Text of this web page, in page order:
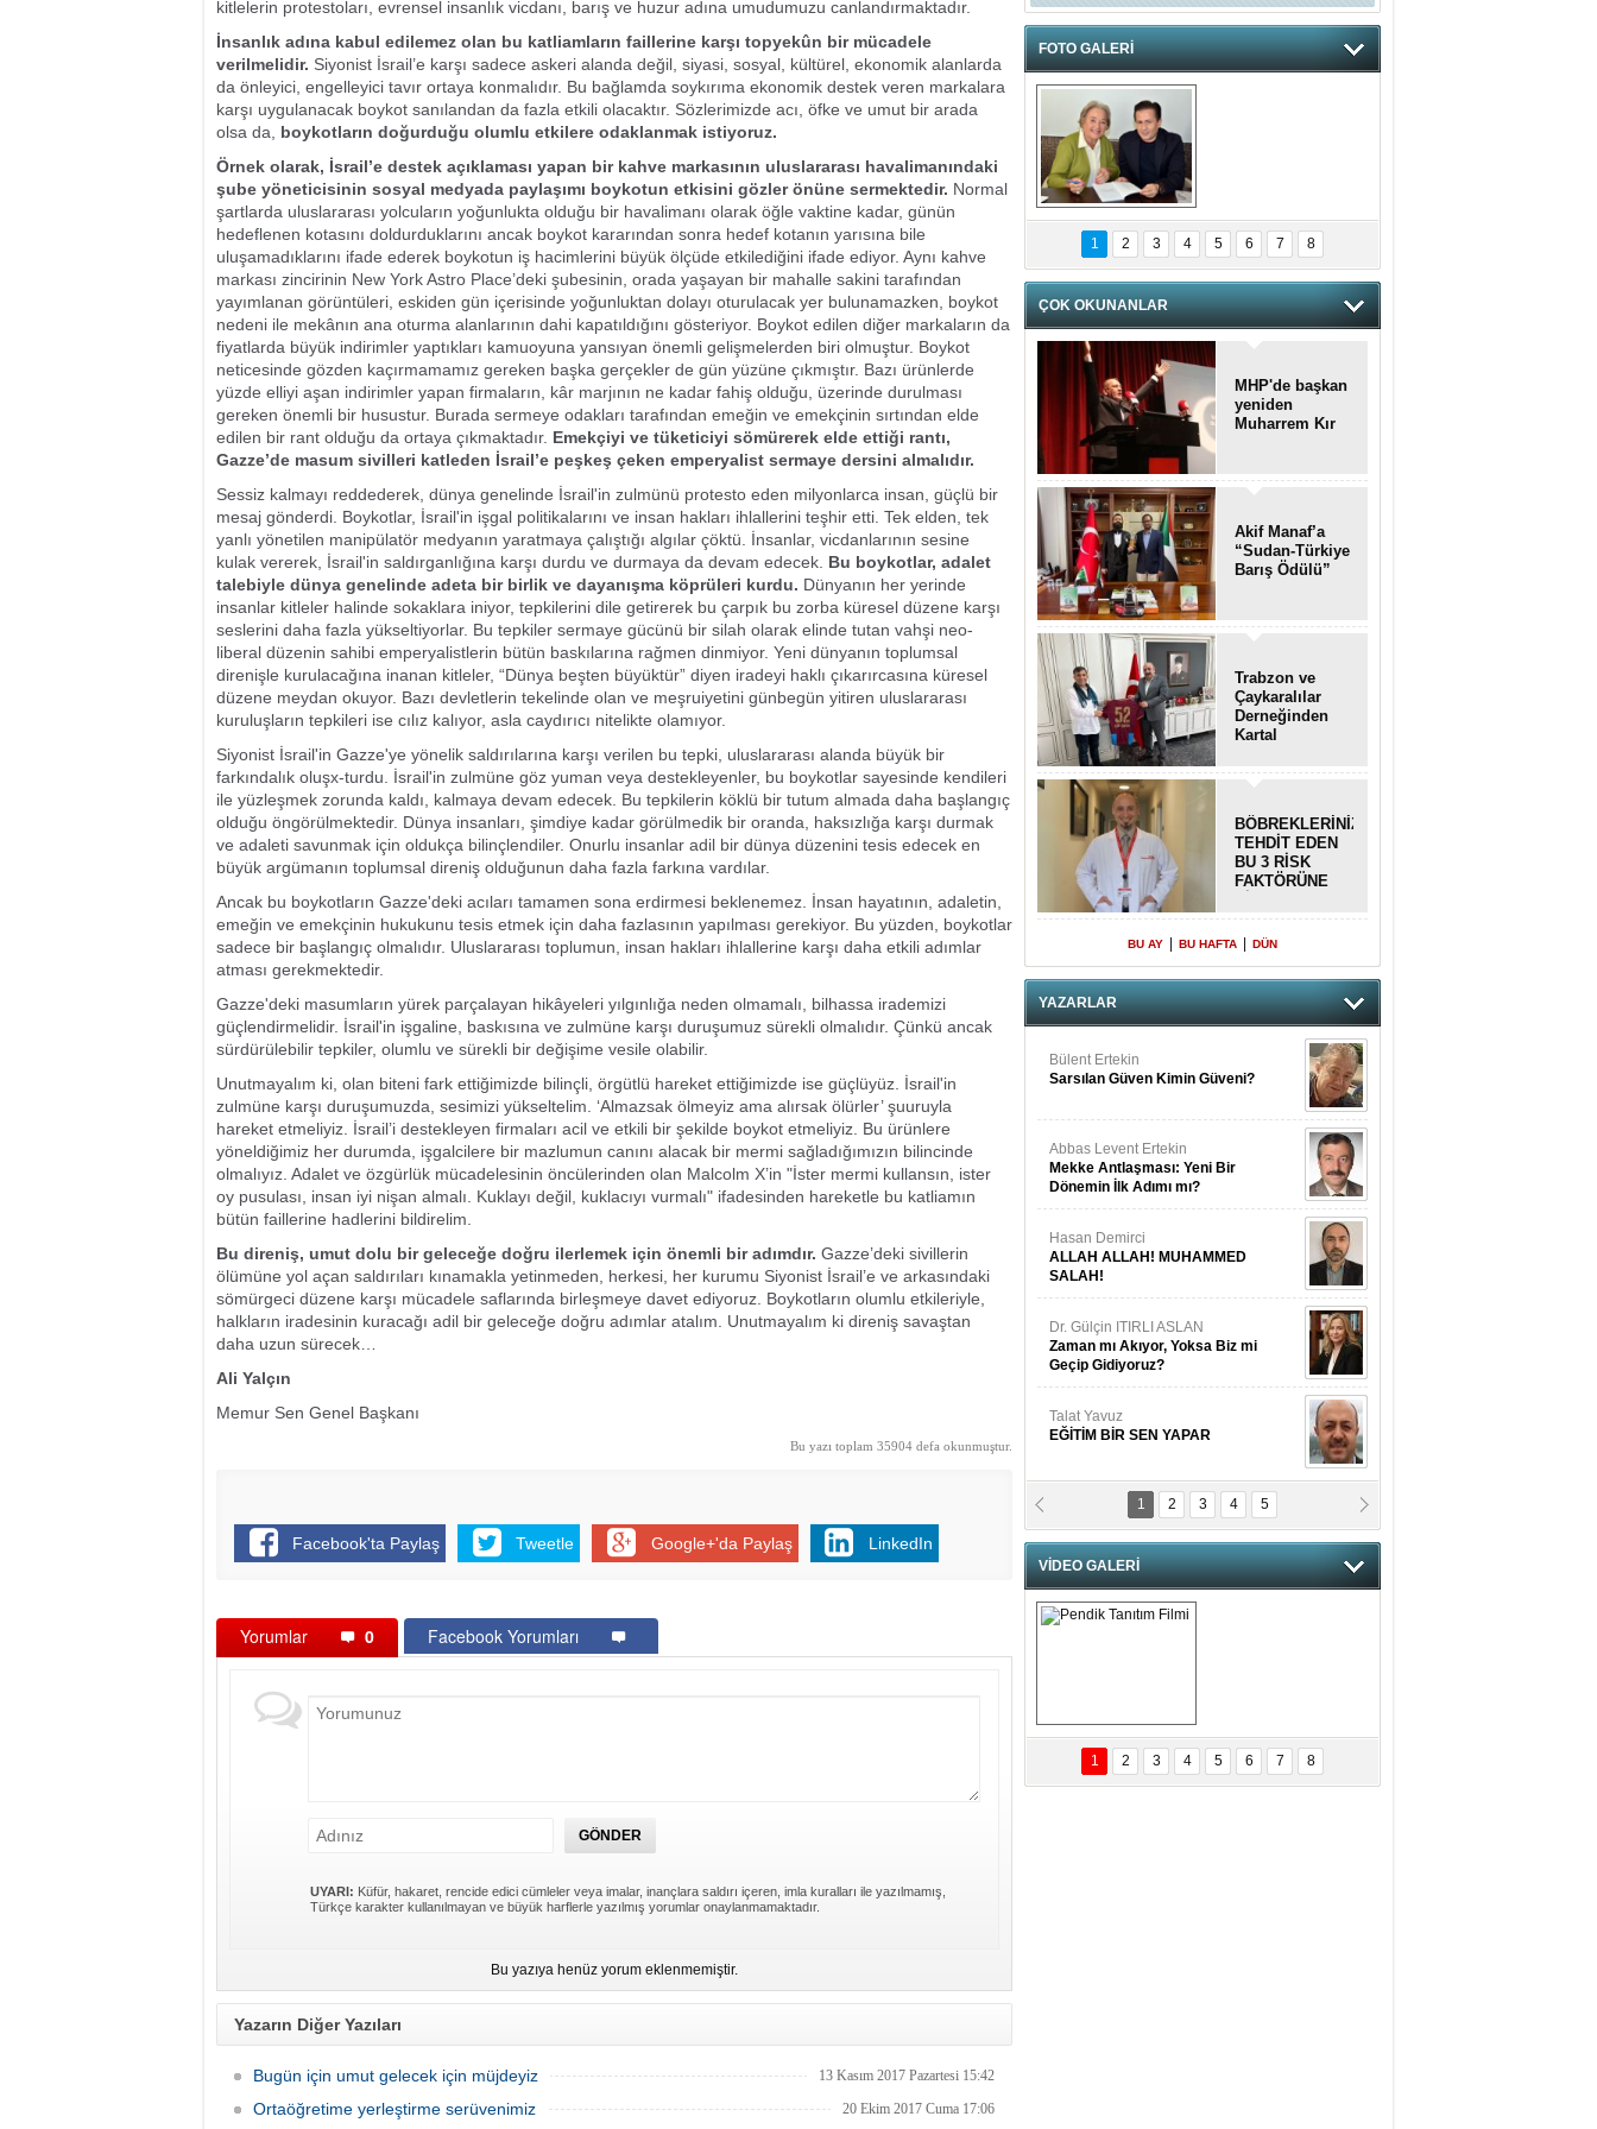
kitlelerin protestoları, evrensel insanlık vicdanı, barış ve huzur adına umudumuzu canlandırmaktadır.
İnsanlık adına kabul edilemez olan bu katliamların faillerine karşı topyekûn bir mücadele
verilmelidir. Siyonist İsrail’e karşı sadece askeri alanda değil, siyasi, sosyal, kültürel, ekonomik alanlarda
da önleyici, engelleyici tavır ortaya konmalıdır. Bu bağlamda soykırıma ekonomik destek veren markalara
karşı uygulanacak boykot sanılandan da fazla etkili olacaktır. Sözlerimizde acı, öfke ve umut bir arada
olsa da, boykotların doğurduğu olumlu etkilere odaklanmak istiyoruz.
Örnek olarak, İsrail’e destek açıklaması yapan bir kahve markasının uluslararası havalimanındaki
şube yöneticisinin sosyal medyada paylaşımı boykotun etkisini gözler önüne sermektedir. Normal
şartlarda uluslararası yolcuların yoğunlukta olduğu bir havalimanı olarak öğle vaktine kadar, günün
hedeflenen kotasını doldurduklarını ancak boykot kararından sonra hedef kotanın yarısına bile
uluşamadıklarını ifade ederek boykotun iş hacimlerini büyük ölçüde etkilediğini ifade ediyor. Aynı kahve
markası zincirinin New York Astro Place’deki şubesinin, orada yaşayan bir mahalle sakini tarafından
yayımlanan görüntüleri, eskiden gün içerisinde yoğunluktan dolayı oturulacak yer bulunamazken, boykot
nedeni ile mekânın ana oturma alanlarının dahi kapatıldığını gösteriyor. Boykot edilen diğer markaların da
fiyatlarda büyük indirimler yaptıkları kamuoyuna yansıyan önemli gelişmelerden biri olmuştur. Boykot
neticesinde gözden kaçırmamamız gereken başka gerçekler de gün yüzüne çıkmıştır. Bazı ürünlerde
yüzde elliyi aşan indirimler yapan firmaların, kâr marjının ne kadar fahiş olduğu, üzerinde durulması
gereken önemli bir husustur. Burada sermeye odakları tarafından emeğin ve emekçinin sırtından elde
edilen bir rant olduğu da ortaya çıkmaktadır. Emekçiyi ve tüketiciyi sömürerek elde ettiği rantı,
Gazze’de masum sivilleri katleden İsrail’e peşkeş çeken emperyalist sermaye dersini almalıdır.
Sessiz kalmayı reddederek, dünya genelinde İsrail'in zulmünü protesto eden milyonlarca insan, güçlü bir
mesaj gönderdi. Boykotlar, İsrail'in işgal politikalarını ve insan hakları ihlallerini teşhir etti. Tek elden, tek
yanlı yönetilen manipülatör medyanın yaratmaya çalıştığı algılar çöktü. İnsanlar, vicdanlarının sesine
kulak vererek, İsrail'in saldırganlığına karşı durdu ve durmaya da devam edecek. Bu boykotlar, adalet
talebiyle dünya genelinde adeta bir birlik ve dayanışma köprüleri kurdu. Dünyanın her yerinde
insanlar kitleler halinde sokaklara iniyor, tepkilerini dile getirerek bu çarpık bu zorba küresel düzene karşı
seslerini daha fazla yükseltiyorlar. Bu tepkiler sermaye gücünü bir silah olarak elinde tutan vahşi neo-
liberal düzenin sahibi emperyalistlerin bütün baskılarına rağmen dinmiyor. Yeni dünyanın toplumsal
direnişle kurulacağına inanan kitleler, “Dünya beşten büyüktür” diyen iradeyi haklı çıkarırcasına küresel
düzene meydan okuyor. Bazı devletlerin tekelinde olan ve meşruiyetini günbegün yitiren uluslararası
kuruluşların tepkileri ise cılız kalıyor, asla caydırıcı nitelikte olamıyor.
Siyonist İsrail'in Gazze'ye yönelik saldırılarına karşı verilen bu tepki, uluslararası alanda büyük bir
farkındalık oluşx-turdu. İsrail'in zulmüne göz yuman veya destekleyenler, bu boykotlar sayesinde kendileri
ile yüzleşmek zorunda kaldı, kalmaya devam edecek. Bu tepkilerin köklü bir tutum almada daha başlangıç
olduğu öngörülmektedir. Dünya insanları, şimdiye kadar görülmedik bir oranda, haksızlığa karşı durmak
ve adaleti savunmak için oldukça bilinçlendiler. Onurlu insanlar adil bir dünya düzenini tesis edecek en
büyük argümanın toplumsal direniş olduğunun daha fazla farkına vardılar.
Ancak bu boykotların Gazze'deki acıları tamamen sona erdirmesi beklenemez. İnsan hayatının, adaletin,
emeğin ve emekçinin hukukunu tesis etmek için daha fazlasının yapılması gerekiyor. Bu yüzden, boykotlar
sadece bir başlangıç olmalıdır. Uluslararası toplumun, insan hakları ihlallerine karşı daha etkili adımlar
atması gerekmektedir.
Gazze'deki masumların yürek parçalayan hikâyeleri yılgınlığa neden olmamalı, bilhassa irademizi
güçlendirmelidir. İsrail'in işgaline, baskısına ve zulmüne karşı duruşumuz sürekli olmalıdır. Çünkü ancak
sürdürülebilir tepkiler, olumlu ve sürekli bir değişime vesile olabilir.
Unutmayalım ki, olan biteni fark ettiğimizde bilinçli, örgütlü hareket ettiğimizde ise güçlüyüz. İsrail'in
zulmüne karşı duruşumuzda, sesimizi yükseltelim. ‘Almazsak ölmeyiz ama alırsak ölürler’ şuuruyla
hareket etmeliyiz. İsrail’i destekleyen firmaları acil ve etkili bir şekilde boykot etmeliyiz. Bu ürünlere
yöneldiğimiz her durumda, işgalcilere bir mazlumun canını alacak bir mermi sağladığımızın bilincinde
olmalıyız. Adalet ve özgürlük mücadelesinin öncülerinden olan Malcolm X’in "İster mermi kullansın, ister
oy pusulası, insan iyi nişan almalı. Kuklayı değil, kuklacıyı vurmalı" ifadesinden hareketle bu katliamın
bütün faillerine hadlerini bildirelim.
Bu direniş, umut dolu bir geleceğe doğru ilerlemek için önemli bir adımdır. Gazze’deki sivillerin
ölümüne yol açan saldırıları kınamakla yetinmeden, herkesi, her kurumu Siyonist İsrail’e ve arkasındaki
sömürgeci düzene karşı mücadele saflarında birleşmeye davet ediyoruz. Boykotların olumlu etkileriyle,
halkların iradesinin kuracağı adil bir geleceğe doğru adımlar atalım. Unutmayalım ki direniş savaştan
daha uzun sürecek…
Ali Yalçın
Memur Sen Genel Başkanı
Bu yazı toplam 35904 defa okunmuştur.
Facebook'ta Paylaş Tweetle Google+'da Paylaş LinkedIn
Yorumlar 0 Facebook Yorumları
UYARI: Küfür, hakaret, rencide edici cümleler veya imalar, inançlara saldırı içeren, imla kuralları ile yazılmamış,
Türkçe karakter kullanılmayan ve büyük harflerle yazılmış yorumlar onaylanmamaktadır.
Bu yazıya henüz yorum eklenmemiştir.
Yazarın Diğer Yazıları
Bugün için umut gelecek için müjdeyiz 13 Kasım 2017 Pazartesi 15:42
Ortaöğretime yerleştirme serüvenimiz 20 Ekim 2017 Cuma 17:06
FOTO GALERİ
hnzzzna
1 2 3 4 5 6 7 8
ÇOK OKUNANLAR
MHP'de başkan
yeniden
Muharrem Kır
Akif Manaf’a
“Sudan-Türkiye
Barış Ödülü”
Trabzon ve
Çaykaralılar
Derneğinden
Kartal
anlamlı ziyaret
BÖBREKLERİNİZİ
TEHDİT EDEN
BU 3 RİSK
FAKTÖRÜNE
BU AY BU HAFTA DÜN
YAZARLAR
Bülent Ertekin
Sarsılan Güven Kimin Güveni?
Abbas Levent Ertekin
Mekke Antlaşması: Yeni Bir
Dönemin İlk Adımı mı?
Hasan Demirci
ALLAH ALLAH! MUHAMMED
SALAH!
Dr. Gülçin ITIRLI ASLAN
Zaman mı Akıyor, Yoksa Biz mi
Geçip Gidiyoruz?
Talat Yavuz
EĞİTİM BİR SEN YAPAR
Sevgi Karaman
NAMUSLU?
Prof. Dr. Cahit Kurbanoğlu
BOSNA-HERSEK VE KUDÜS
Fatma Daştan
Meftun Olmak
1 2 3 4 5
VİDEO GALERİ
Pendik Tanıtım
Filmi
1 2 3 4 5 6 7 8